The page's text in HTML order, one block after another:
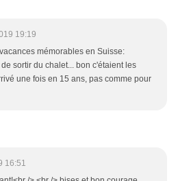
19:19
mémorables en Suisse:
sortir du chalet... bon c'étaient les
une fois en 15 ans, pas comme pour
16:51